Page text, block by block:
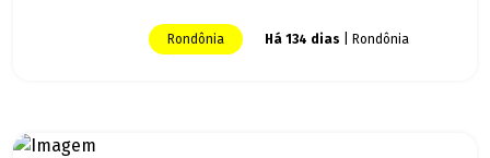
Rondônia Há 134 dias | Rondônia